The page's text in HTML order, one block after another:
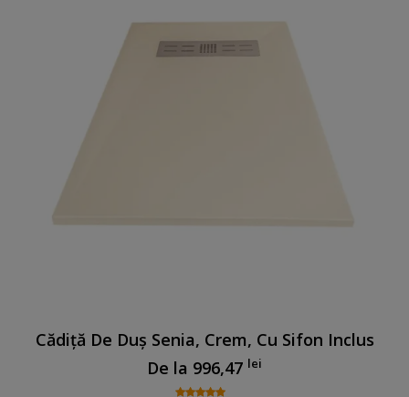
Cădiță De Duș Senia, Crem, Cu Sifon Inclus
De la 996,47 lei